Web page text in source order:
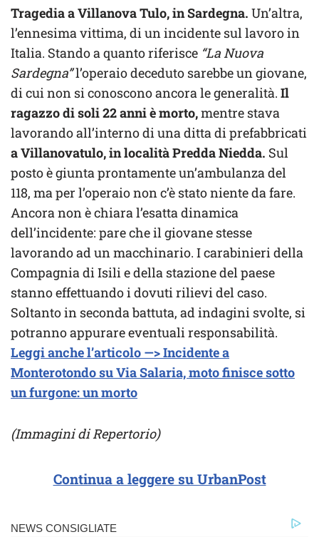
Tragedia a Villanova Tulo, in Sardegna. Un’altra,
l’ennesima vittima, di un incidente sul lavoro in
Italia. Stando a quanto riferisce “La Nuova
Sardegna”l’operaio deceduto sarebbe un giovane,
di cui non si conoscono ancora le generalità. Il
ragazzo di soli 22 anni è morto,mentre stava
lavorando all’interno di una ditta di prefabbricati
a Villanovatulo, in località Predda Niedda. Sul
posto è giunta prontamente un’ambulanza del
118, ma per l’operaio non c’è stato niente da fare.
Ancora non è chiara l’esatta dinamica
dell’incidente: pare che il giovane stesse
lavorando ad un macchinario. I carabinieri della
Compagnia di Isili e della stazione del paese
stanno effettuando i dovuti rilievi del caso.
Soltanto in seconda battuta, ad indagini svolte, si
potranno appurare eventuali responsabilità.
Leggi anche l’articolo —> Incidente a
Monterotondo su Via Salaria, moto finisce sotto
un furgone: un morto
(Immagini di Repertorio)
Continua a leggere su UrbanPost